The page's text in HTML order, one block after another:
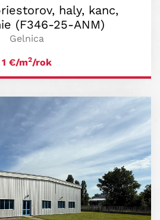
haly, kanc,
(F346-25-ANM)
Gelnica
1 €/m2/rok